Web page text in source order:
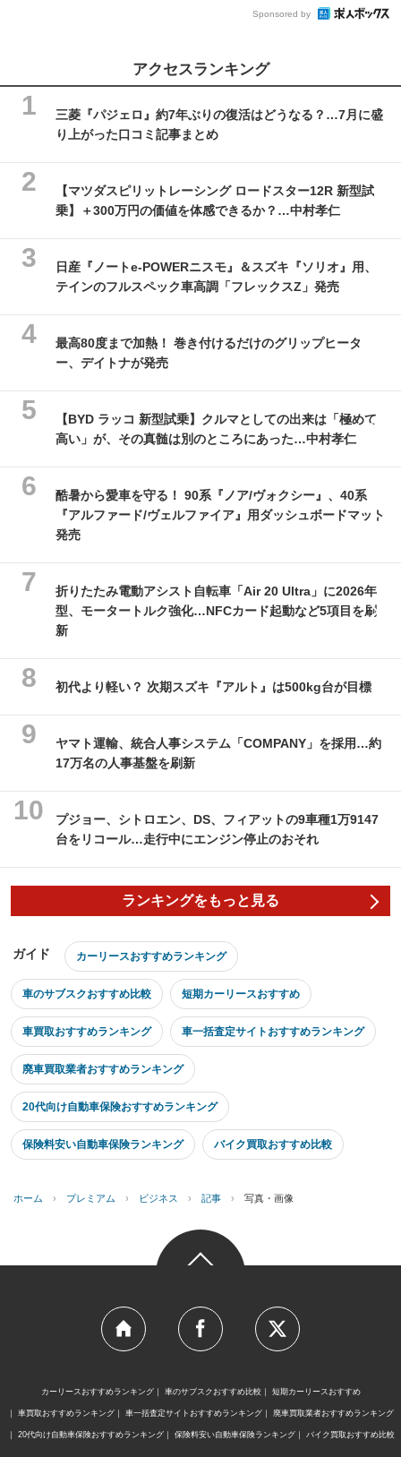
Sponsored by
アクセスランキング
三菱『パジェロ』約7年ぶりの復活はどうなる？…7月に盛
り上がった口コミ記事まとめ
【マツダスピリットレーシング ロードスター12R 新型試
乗】＋300万円の価値を体感できるか？…中村孝仁
日産『ノートe-POWERニスモ』＆スズキ『ソリオ』用、
テインのフルスペック車高調「フレックスZ」発売
最高80度まで加熱！ 巻き付けるだけのグリップヒータ
ー、デイトナが発売
【BYD ラッコ 新型試乗】クルマとしての出来は「極めて
高い」が、その真髄は別のところにあった…中村孝仁
酷暑から愛車を守る！ 90系『ノア/ヴォクシー』、40系
『アルファード/ヴェルファイア』用ダッシュボードマット
発売
折りたたみ電動アシスト自転車「Air 20 Ultra」に2026年
型、モータートルク強化…NFCカード起動など5項目を刷
新
初代より軽い？ 次期スズキ『アルト』は500kg台が目標
ヤマト運輸、統合人事システム「COMPANY」を採用…約
17万名の人事基盤を刷新
プジョー、シトロエン、DS、フィアットの9車種1万9147
台をリコール…走行中にエンジン停止のおそれ
ランキングをもっと見る
ガイド カーリースおすすめランキング
車のサブスクおすすめ比較 短期カーリースおすすめ
車買取おすすめランキング 車一括査定サイトおすすめランキング
廃車買取業者おすすめランキング
20代向け自動車保険おすすめランキング
保険料安い自動車保険ランキング バイク買取おすすめ比較
ホーム › プレミアム › ビジネス › 記事 › 写真・画像
カーリースおすすめランキング 車のサブスクおすすめ比較 短期カーリースおすすめ
車買取おすすめランキング 車一括査定サイトおすすめランキング 廃車買取業者おすすめランキング
20代向け自動車保険おすすめランキング 保険料安い自動車保険ランキング バイク買取おすすめ比較